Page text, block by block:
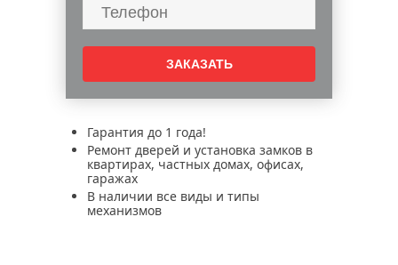
ремонт дверных замков
электромагнитные замки
электромеханические замки
перекодировка замков
установка дверей
установка дверных ручек
установка антенн
установка видеонаблюдения
Гарантия до 1 года!
Ремонт дверей и установка замков в
квартирах, частных домах, офисах,
гаражах
В наличии все виды и типы
механизмов